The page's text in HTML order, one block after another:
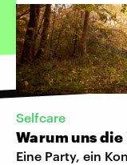
Selfcare
Warum uns
Eine Party, ein